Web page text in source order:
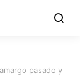
pasado y